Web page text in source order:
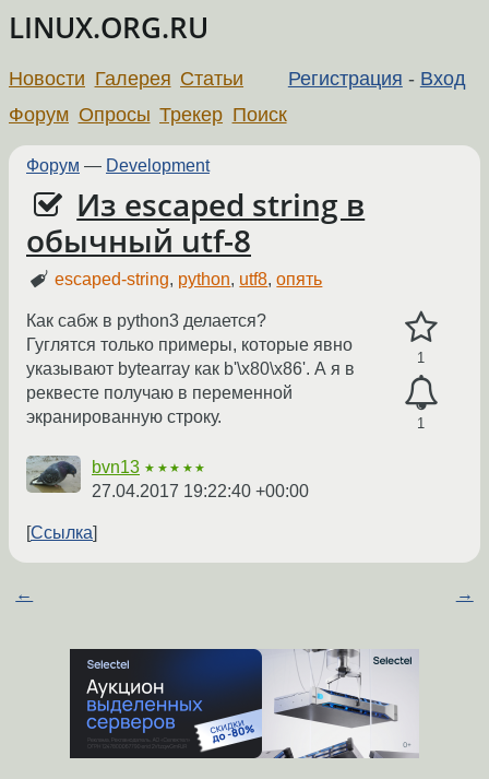
LINUX.ORG.RU
Регистрация - Вход
Новости Галерея Статьи
Форум Опросы Трекер Поиск
Форум — Development
Из escaped string в
обычный utf-8
escaped-string, python, utf8,опять
1
1
Как сабж в python3 делается?
Гуглятся только примеры, которые явно
указывают bytearray как b'\x80\x86'. А я в
реквесте получаю в переменной
экранированную строку.
bvn13 ★★★★★
27.04.2017 19:22:40 +00:00
Ссылка
← →